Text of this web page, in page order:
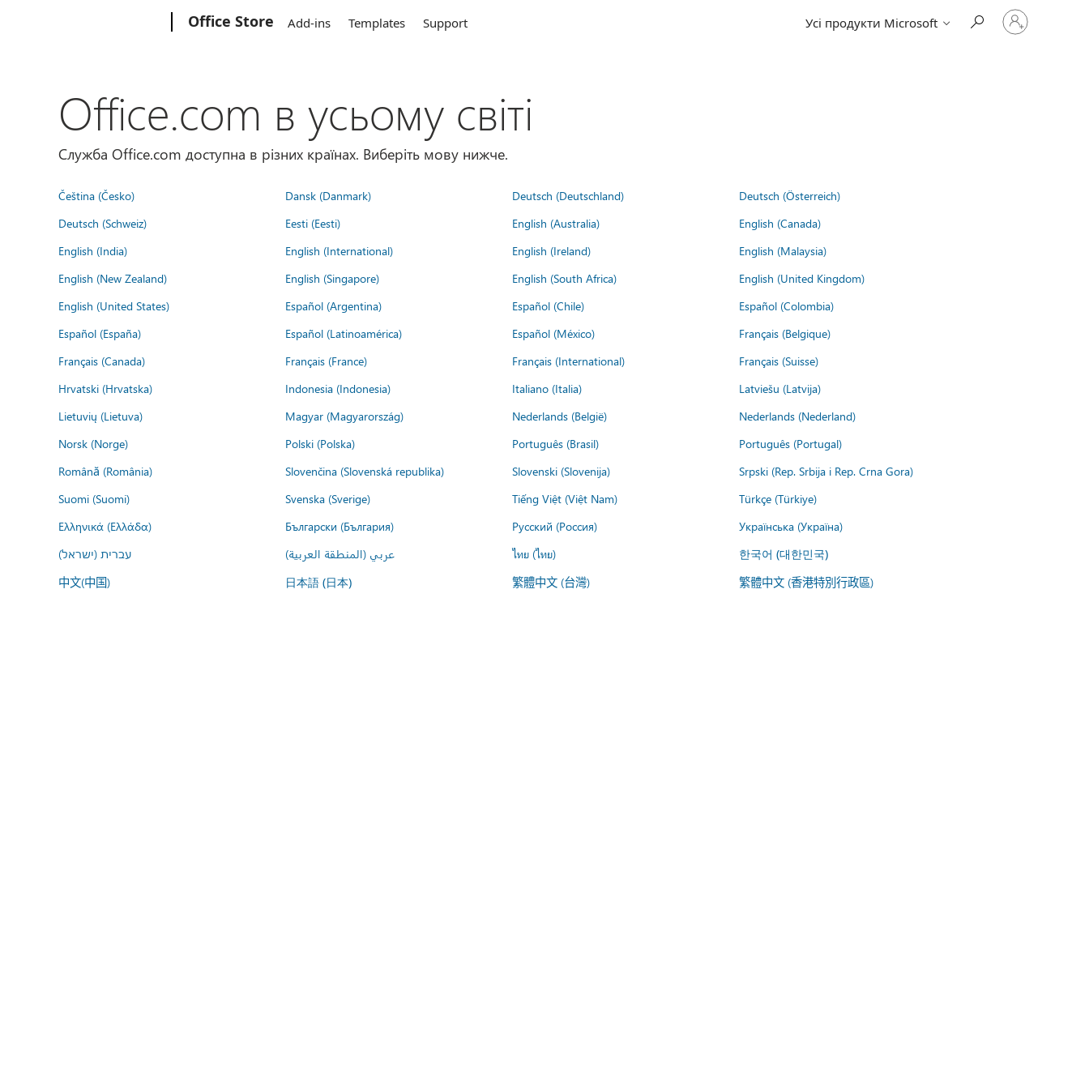
Office Store Add-ins Templates Support Усі продукти Microsoft
Увійдіть
свій
Office.com в усьому світі
Служба Office.com доступна в різних країнах. Виберіть мову нижче.
Čeština (Česko) Dansk (Danmark) Deutsch (Deutschland)
Deutsch (Österreich)
Deutsch (Schweiz)
Eesti (Eesti) English (Australia)
English (Canada)
English (India)
English (International) English (Ireland)
English (Malaysia)
English (New Zealand)
English (Singapore) English (South Africa)
English (United Kingdom)
English (United States)
Español (Argentina) Español (Chile)
Español (Colombia)
Español (España)
Español (Latinoamérica) Español (México)
Français (Belgique)
Français (Canada)
Français (France) Français (International)
Français (Suisse)
Hrvatski (Hrvatska)
Indonesia (Indonesia) Italiano (Italia)
Latviešu (Latvija)
Lietuvių (Lietuva)
Magyar (Magyarország) Nederlands (België)
Nederlands (Nederland)
Norsk (Norge)
Polski (Polska) Português (Brasil)
Português (Portugal)
Română (România)
Slovenčina (Slovenská republika) Slovenski (Slovenija)
Srpski (Rep. Srbija i Rep. Crna Gora)
Suomi (Suomi)
Svenska (Sverige) Tiếng Việt (Việt Nam)
Türkçe (Türkiye)
Ελληνικά (Ελλάδα)
Български (България) Русский (Россия)
Українська (Україна)
עברית (ישראל)
عربي (المنطقة العربية) ไทย (ไทย) 한국어 (대한민국)
中文(中国) 日本語 (日本) 繁體中文 (台灣) 繁體中文 (香港特別行政區)